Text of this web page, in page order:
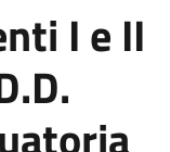
I e II